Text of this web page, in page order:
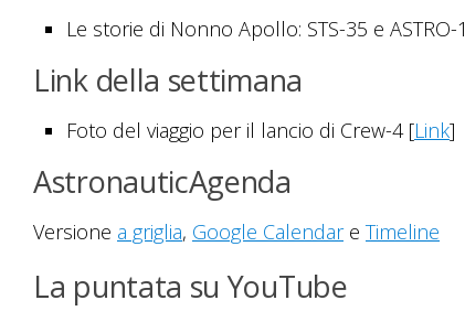
Le storie di Nonno Apollo: STS-35 e ASTRO-1
Link della settimana
Foto del viaggio per il lancio di Crew-4 [Link]
AstronauticAgenda
Versione a griglia, Google Calendare Timeline
La puntata su YouTube